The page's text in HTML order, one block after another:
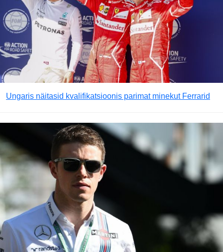
Ungaris näitasid kvalifikatsioonis parimat minekut Ferrarid